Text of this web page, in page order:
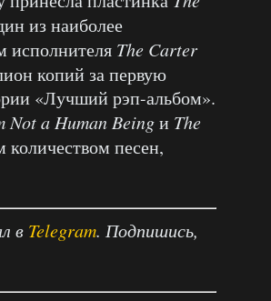
из наиболее
исполнителя The Carter
копий за первую
«Лучший рэп-альбом».
Not a Human Beingи The
песен,
в Telegram. Подпишись,